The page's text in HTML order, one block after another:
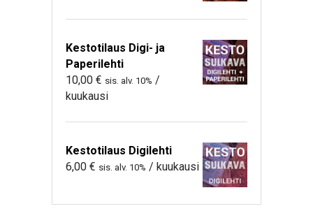
Kestotilaus Digi- ja
Paperilehti
10,00 € sis. alv. 10% /
kuukausi
Kestotilaus Digilehti
6,00 € sis. alv. 10% / kuukausi